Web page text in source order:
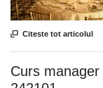
 Citeste tot articolul
Curs